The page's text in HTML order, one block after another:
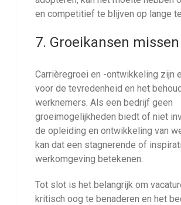
en competitief te blijven op lange
7. Groeikansen missen
Carrièregroei en -ontwikkeling zijn
voor de tevredenheid en het
werknemers. Als een bedrijf geen
groeimogelijkheden biedt of niet
de opleiding en ontwikkeling van
kan dat een stagnerende of
werkomgeving betekenen.
Tot slot is het belangrijk om
kritisch oog te benaderen en het